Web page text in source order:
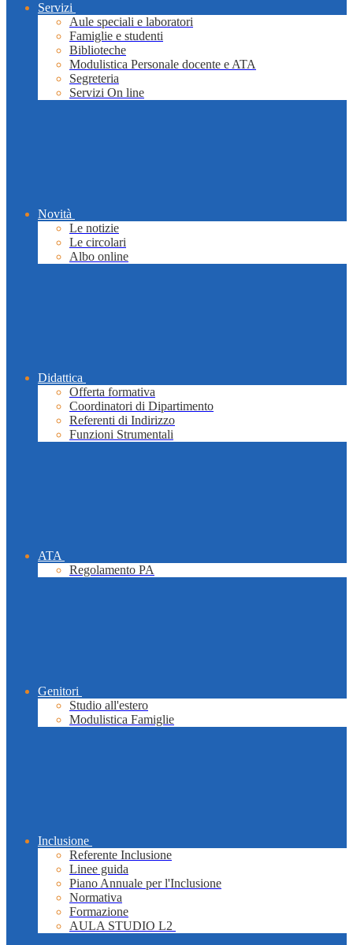
Servizi
Aule speciali e laboratori
Famiglie e studenti
Biblioteche
Modulistica Personale docente e ATA
Segreteria
Servizi On line
Novità
Le notizie
Le circolari
Albo online
Didattica
Offerta formativa
Coordinatori di Dipartimento
Referenti di Indirizzo
Funzioni Strumentali
ATA
Regolamento PA
Genitori
Studio all'estero
Modulistica Famiglie
Inclusione
Referente Inclusione
Linee guida
Piano Annuale per l'Inclusione
Normativa
Formazione
AULA STUDIO L2